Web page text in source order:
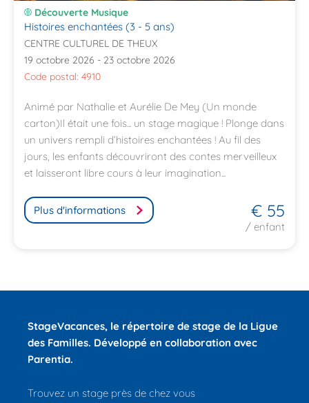
Découverte Musique
Histoires enchantées (3 - 5 ans)
CENTRE CULTUREL DE THEUX
19 octobre 2026 - 23 octobre 2026
Code postal: 4910
Animé par Nathalie et Aurélie De Mey (Un monde
carton)Il était une fois... un stage magique ! Plonge dans
un univers rempli d’histoires enchantées ! Au fil des
jours, les enfants découvriront des contes merveilleux
et laisseront libre cours à leur imagination...
Plus d'informations € 55
/ enfant
StageVacances, le répertoire de stage de la Ligue
des Familles. Développé en collaboration avec
Parentia.
Trouvez un stage près de chez vous